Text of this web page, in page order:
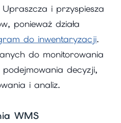
Upraszcza i przyspiesza
ponieważ działa
do inwentaryzacji.
do monitorowania
decyzji,
i analiz.
WMS